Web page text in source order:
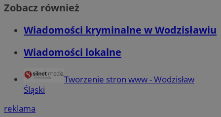
Zobacz również
Wiadomości kryminalne w Wodzisławiu
Wiadomości lokalne
Tworzenie stron www - Wodzisław
Śląski
reklama